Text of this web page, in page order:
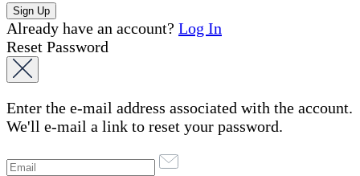
Already have an account? Log In
Reset Password
Enter the e-mail address associated with the account.
We'll e-mail a link to reset your password.